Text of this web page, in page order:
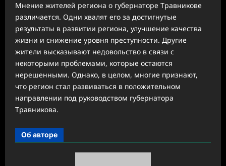
Мнение жителей региона о губернаторе Травникове
различается. Одни хвалят его за достигнутые
результаты в развитии региона, улучшение качества
жизни и снижение уровня преступности. Другие
жители высказывают недовольство в связи с
некоторыми проблемами, которые остаются
нерешенными. Однако, в целом, многие признают,
что регион стал развиваться в положительном
направлении под руководством губернатора
Травникова.
Об авторе